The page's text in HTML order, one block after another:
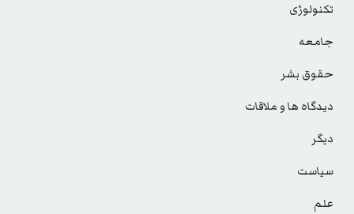
تکنولوژی
جامعه
حقوق بشر
دیدگاه ها و ملاقات
دیگر
سیاست
علم